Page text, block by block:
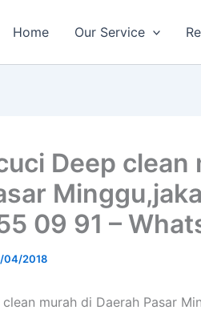
Home Our Service
Deep clean
09 91 –
04/2018
murah di Daerah Pasar